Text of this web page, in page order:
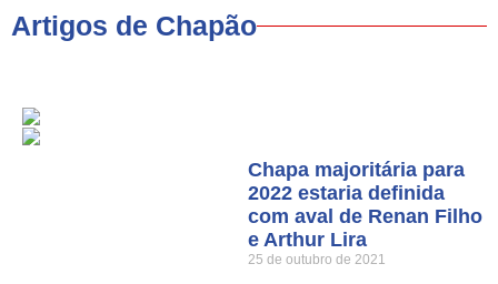
Artigos de Chapão
Chapa majoritária para
2022 estaria definida
com aval de Renan Filho
e Arthur Lira
25 de outubro de 2021